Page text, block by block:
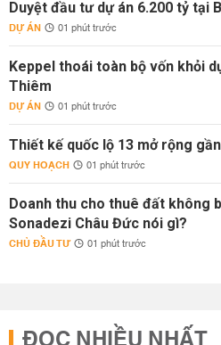
Duyệt đầu tư dự án 6.200 tỷ tại
DỰ ÁN 01 phút trước
Keppel thoái toàn bộ vốn khỏi
Thiêm
DỰ ÁN 01 phút trước
Thiết kế quốc lộ 13 mở rộng
QUY HOẠCH 01 phút trước
Doanh thu cho thuê đất không
Sonadezi Châu Đức nói gì?
CHỦ ĐẦU TƯ 01 phút trước